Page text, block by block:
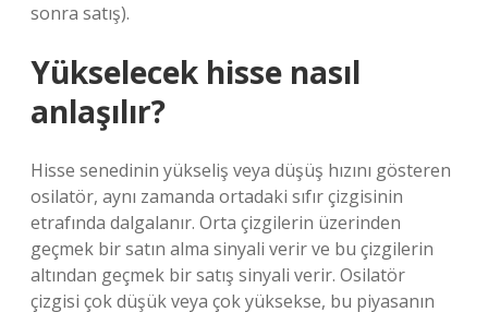
sonra satış).
Yükselecek hisse nasıl
anlaşılır?
Hisse senedinin yükseliş veya düşüş hızını gösteren
osilatör, aynı zamanda ortadaki sıfır çizgisinin
etrafında dalgalanır. Orta çizgilerin üzerinden
geçmek bir satın alma sinyali verir ve bu çizgilerin
altından geçmek bir satış sinyali verir. Osilatör
çizgisi çok düşük veya çok yüksekse, bu piyasanın